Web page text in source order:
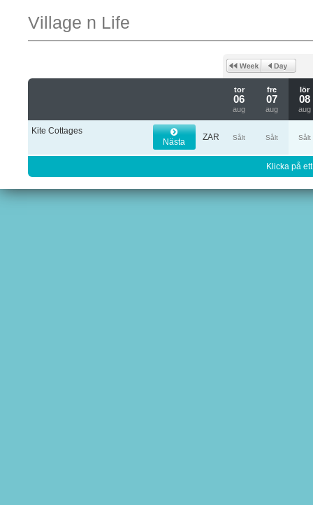
Village n Life
tor
06
aug
fre
07
aug
lör
08
aug
Kite Cottages
Nästa
ZAR Sålt Sålt Sålt
Klicka på